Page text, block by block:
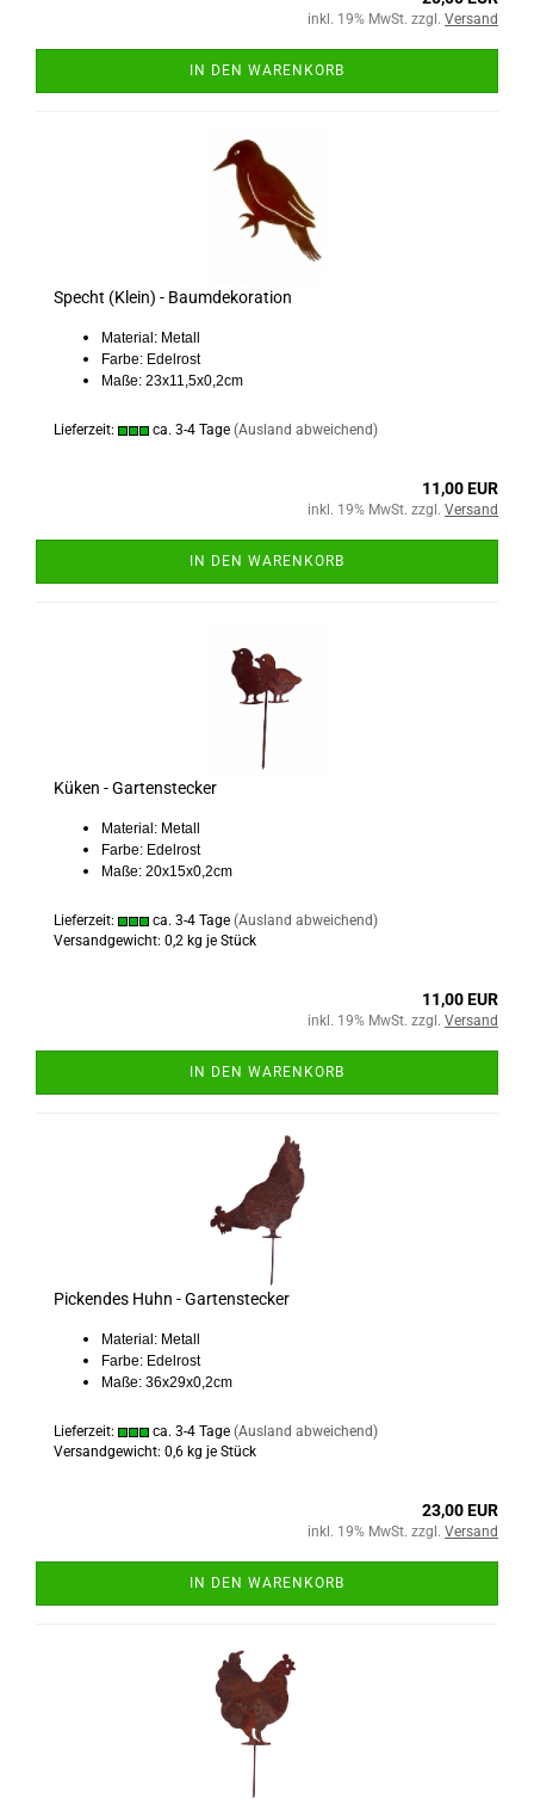
inkl. 19% MwSt. zzgl. Versand
IN DEN WARENKORB
Specht (Klein) - Baumdekoration
Material: Metall
Farbe: Edelrost
Maße: 23x11,5x0,2cm
Lieferzeit: ca. 3-4 Tage (Ausland abweichend)
11,00 EUR
inkl. 19% MwSt. zzgl. Versand
IN DEN WARENKORB
Küken - Gartenstecker
Material: Metall
Farbe: Edelrost
Maße: 20x15x0,2cm
Lieferzeit: ca. 3-4 Tage (Ausland abweichend)
Versandgewicht: 0,2 kg je Stück
11,00 EUR
inkl. 19% MwSt. zzgl. Versand
IN DEN WARENKORB
Pickendes Huhn - Gartenstecker
Material: Metall
Farbe: Edelrost
Maße: 36x29x0,2cm
Lieferzeit: ca. 3-4 Tage (Ausland abweichend)
Versandgewicht: 0,6 kg je Stück
23,00 EUR
inkl. 19% MwSt. zzgl. Versand
IN DEN WARENKORB